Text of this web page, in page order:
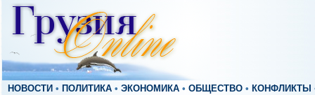
НОВОСТИ • ПОЛИТИКА • ЭКОНОМИКА • ОБЩЕСТВО • КОНФЛИКТЫ